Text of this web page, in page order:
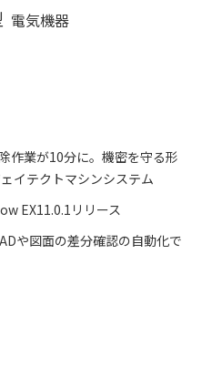
電気機器
作業が10分に。機密を守る形
イテクトマシンシステム
EX11.0.1リリース
や図面の差分確認の自動化で